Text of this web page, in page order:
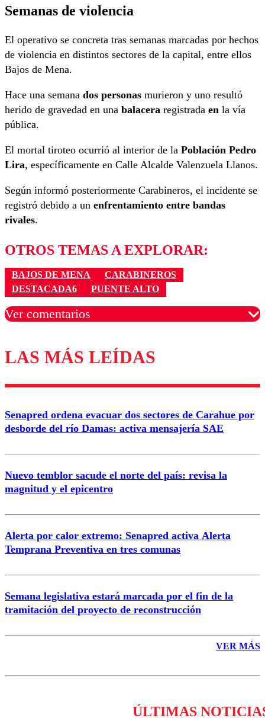
Semanas de violencia
El operativo se concreta tras semanas marcadas por hechos
de violencia en distintos sectores de la capital, entre ellos
Bajos de Mena.
Hace una semana dos personas murieron y uno resultó
herido de gravedad en una balacera registrada en la vía
pública.
El mortal tiroteo ocurrió al interior de la Población Pedro
Lira, específicamente en Calle Alcalde Valenzuela Llanos.
Según informó posteriormente Carabineros, el incidente se
registró debido a un enfrentamiento entre bandas
rivales.
OTROS TEMAS A EXPLORAR:
BAJOS DE MENA
CARABINEROS
DESTACADA6
PUENTE ALTO
Ver comentarios
Los comentarios son moderados para garantizar un
diálogo respetuoso.
Nombre
Correo
LAS MÁS LEÍDAS
Senapred ordena evacuar dos sectores de Carahue por
desborde del río Damas: activa mensajería SAE
Nuevo temblor sacude el norte del país: revisa la
magnitud y el epicentro
Alerta por calor extremo: Senapred activa Alerta
Temprana Preventiva en tres comunas
Semana legislativa estará marcada por el fin de la
tramitación del proyecto de reconstrucción
VER MÁS
ÚLTIMAS